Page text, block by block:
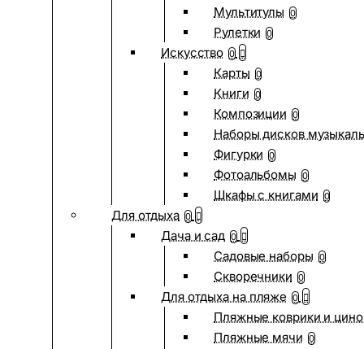
Мультитулы 0
Рулетки 0
Искусство 0
Карты 0
Книги 0
Композиции 0
Наборы дисков
Фигурки 0
Фотоальбомы 0
Шкафы с книгами 0
Для отдыха 0
Дача и сад 0
Садовые наборы 0
Скворечники 0
Для отдыха на пляже 0
Пляжные коврики и
Пляжные мячи 0